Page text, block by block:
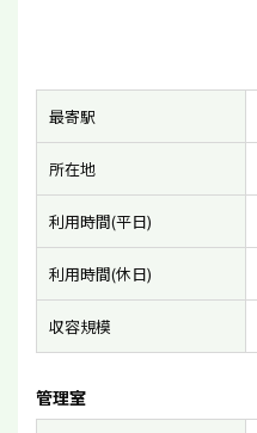
最寄駅
所在地
利用時間(平日)
利用時間(休日)
収容規模
管理室